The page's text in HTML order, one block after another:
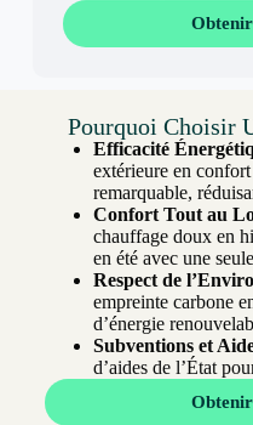
Pourquoi Choisir
Efficacité
extérieure en
remarquable,
Confort Tout au
chauffage doux en
en été avec une
Respect de
empreinte carbone
d’énergie
Subventions et
d’aides de l’État